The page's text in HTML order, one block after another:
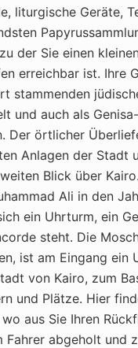
liturgische Geräte,
der Sie einen
erreichbar ist. Ihre
stammenden
und auch als
örtlicher
Anlagen der Stadt
Blick über
Ali in den
ein Uhrturm, ein
steht. Die
ist am Eingang ein
von Kairo, zum
und Plätze. Hier
aus Sie Ihren
abgeholt und